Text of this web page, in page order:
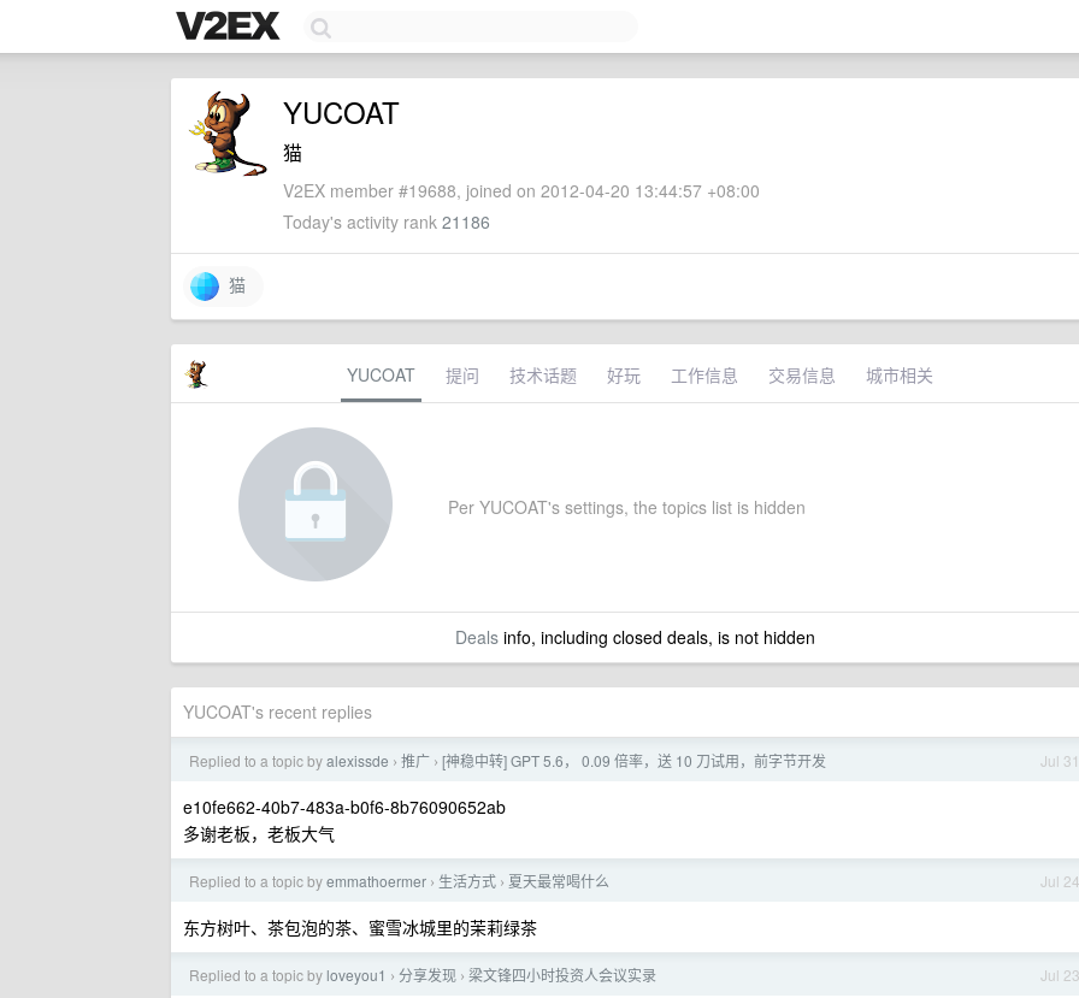
YUCOAT
猫
V2EX member #19688, joined on 2012-04-20 13:44:57 +08:00
Today's activity rank 21186
猫
YUCOAT 提问 技术话题 好玩 工作信息 交易信息 城市相关
Per YUCOAT's settings, the topics list is hidden
Dealsinfo, including closed deals, is not hidden
YUCOAT's recent replies
Jul 31
Replied to a topic byalexissde › 推广 › [神稳中转] GPT 5.6， 0.09 倍率，送 10 刀试用，前字节开发
e10fe662-40b7-483a-b0f6-8b76090652ab
多谢老板，老板大气
Jul 24
Replied to a topic byemmathoermer › 生活方式 › 夏天最常喝什么
东方树叶、茶包泡的茶、蜜雪冰城里的茉莉绿茶
Jul 23
Replied to a topic by loveyou1 › 分享发现 › 梁文锋四小时投资人会议实录